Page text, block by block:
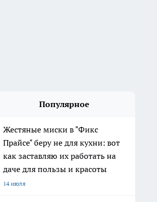
Популярное
Жестяные миски в "Фикс
Прайсе" беру не для кухни: вот
как заставляю их работать на
даче для пользы и красоты
14 июля